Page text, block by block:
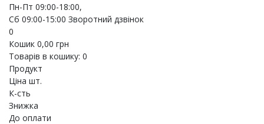
Пн-Пт 09:00-18:00,
Сб 09:00-15:00 Зворотний дзвінок
0
Кошик 0,00 грн
Товарів в кошику: 0
Продукт
Ціна шт.
К-сть
Знижка
До оплати